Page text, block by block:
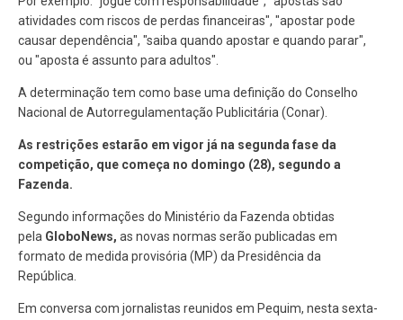
atividades com riscos de perdas financeiras", "apostar pode
causar dependência", "saiba quando apostar e quando parar",
ou "aposta é assunto para adultos".
A determinação tem como base uma definição do Conselho
Nacional de Autorregulamentação Publicitária (Conar).
As restrições estarão em vigor já na segunda fase da
competição, que começa no domingo (28), segundo a
Fazenda.
Segundo informações do Ministério da Fazenda obtidas
pela GloboNews, as novas normas serão publicadas em
formato de medida provisória (MP) da Presidência da
República.
Em conversa com jornalistas reunidos em Pequim, nesta sexta-